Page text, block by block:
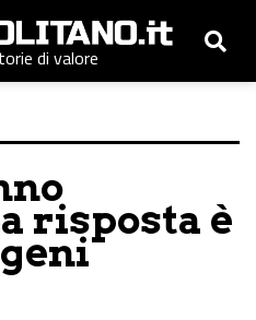
di valore
risposta è